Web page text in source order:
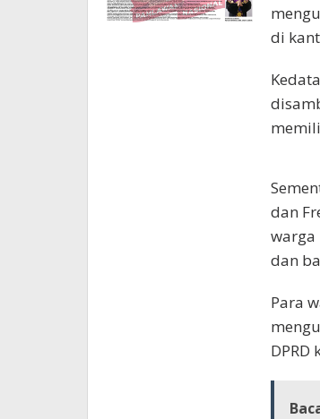
di
dan
warga
dan
Para